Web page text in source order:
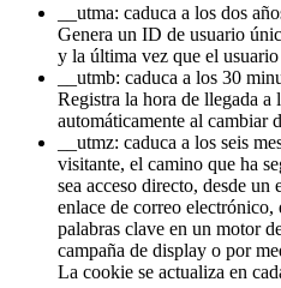
__utma: caduca a los dos
Genera un ID de usuario
y la última vez que el
__utmb: caduca a los 30
Registra la hora de llegada a
automáticamente al cambiar
__utmz: caduca a los seis
visitante, el camino que ha
sea acceso directo, desde un
enlace de correo electrónico,
palabras clave en un motor
campaña de display o por
La cookie se actualiza en